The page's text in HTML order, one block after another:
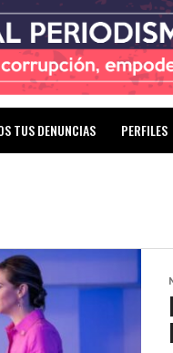
TUS DENUNCIAS PERFILES